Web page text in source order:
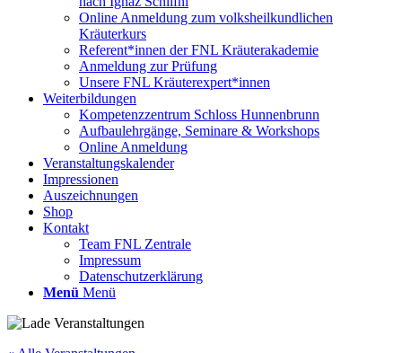
Online Anmeldung zum volksheilkundlichen
Kräuterkurs
Referent*innen der FNL Kräuterakademie
Anmeldung zur Prüfung
Unsere FNL Kräuterexpert*innen
Weiterbildungen
Kompetenzzentrum Schloss Hunnenbrunn
Aufbaulehrgänge, Seminare & Workshops
Online Anmeldung
Veranstaltungskalender
Impressionen
Auszeichnungen
Shop
Kontakt
Team FNL Zentrale
Impressum
Datenschutzerklärung
Menü Menü